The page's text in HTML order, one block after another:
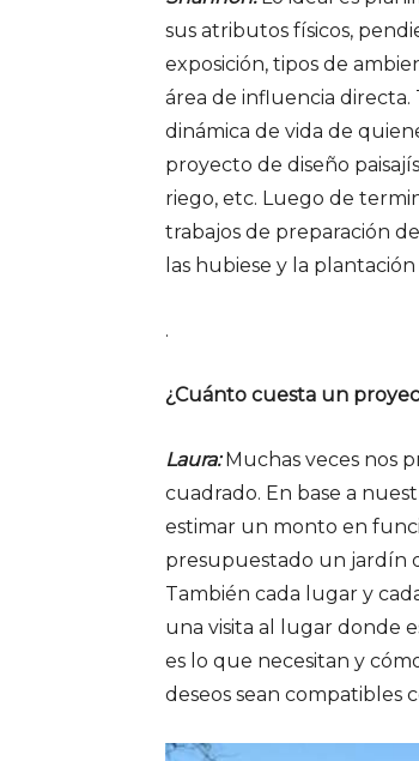
sus atributos físicos,
exposición, tipos de
área de influencia directa.
dinámica de vida de
proyecto de diseño
riego, etc. Luego de
trabajos de preparación
las hubiese y la
.
¿Cuánto cuesta un
Laura:Muchas veces nos
cuadrado. En base a
estimar un monto en
presupuestado un jardín
También cada lugar y
una visita al lugar donde
es lo que necesitan y
deseos sean compatibles